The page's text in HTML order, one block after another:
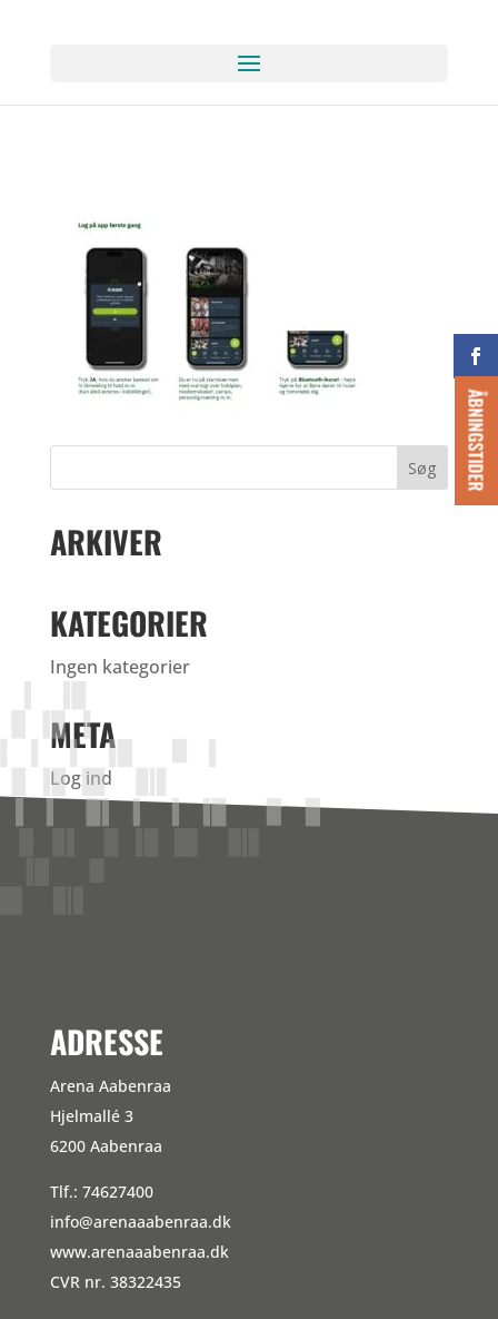
ÅBNINGSTIDER
ARKIVER
KATEGORIER
Ingen kategorier
META
Log ind
ADRESSE
Arena Aabenraa
Hjelmallé 3
6200 Aabenraa
Tlf.: 74627400
info@arenaaabenraa.dk
www.arenaaabenraa.dk
CVR nr. 38322435